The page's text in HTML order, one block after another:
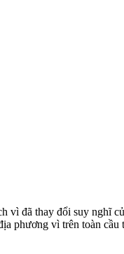
vì đã thay đổi suy nghĩ
phương vì trên toàn